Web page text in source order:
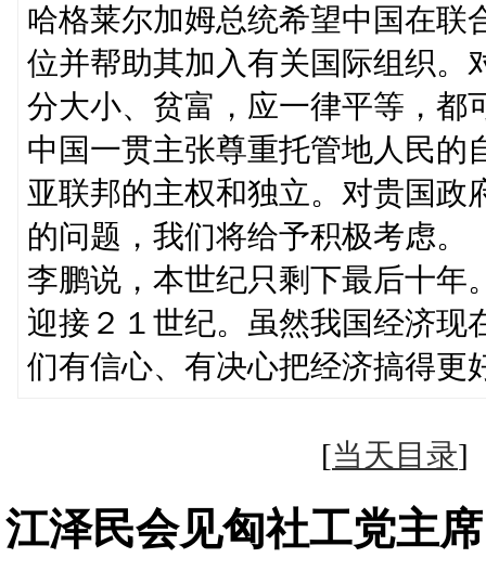
哈格莱尔加姆总统希望中国在联
位并帮助其加入有关国际组织。
分大小、贫富，应一律平等，都
中国一贯主张尊重托管地人民的
亚联邦的主权和独立。对贵国政
的问题，我们将给予积极考虑。
李鹏说，本世纪只剩下最后十年
迎接２１世纪。虽然我国经济现
们有信心、有决心把经济搞得更
[当天目录
江泽民会见匈社工党主